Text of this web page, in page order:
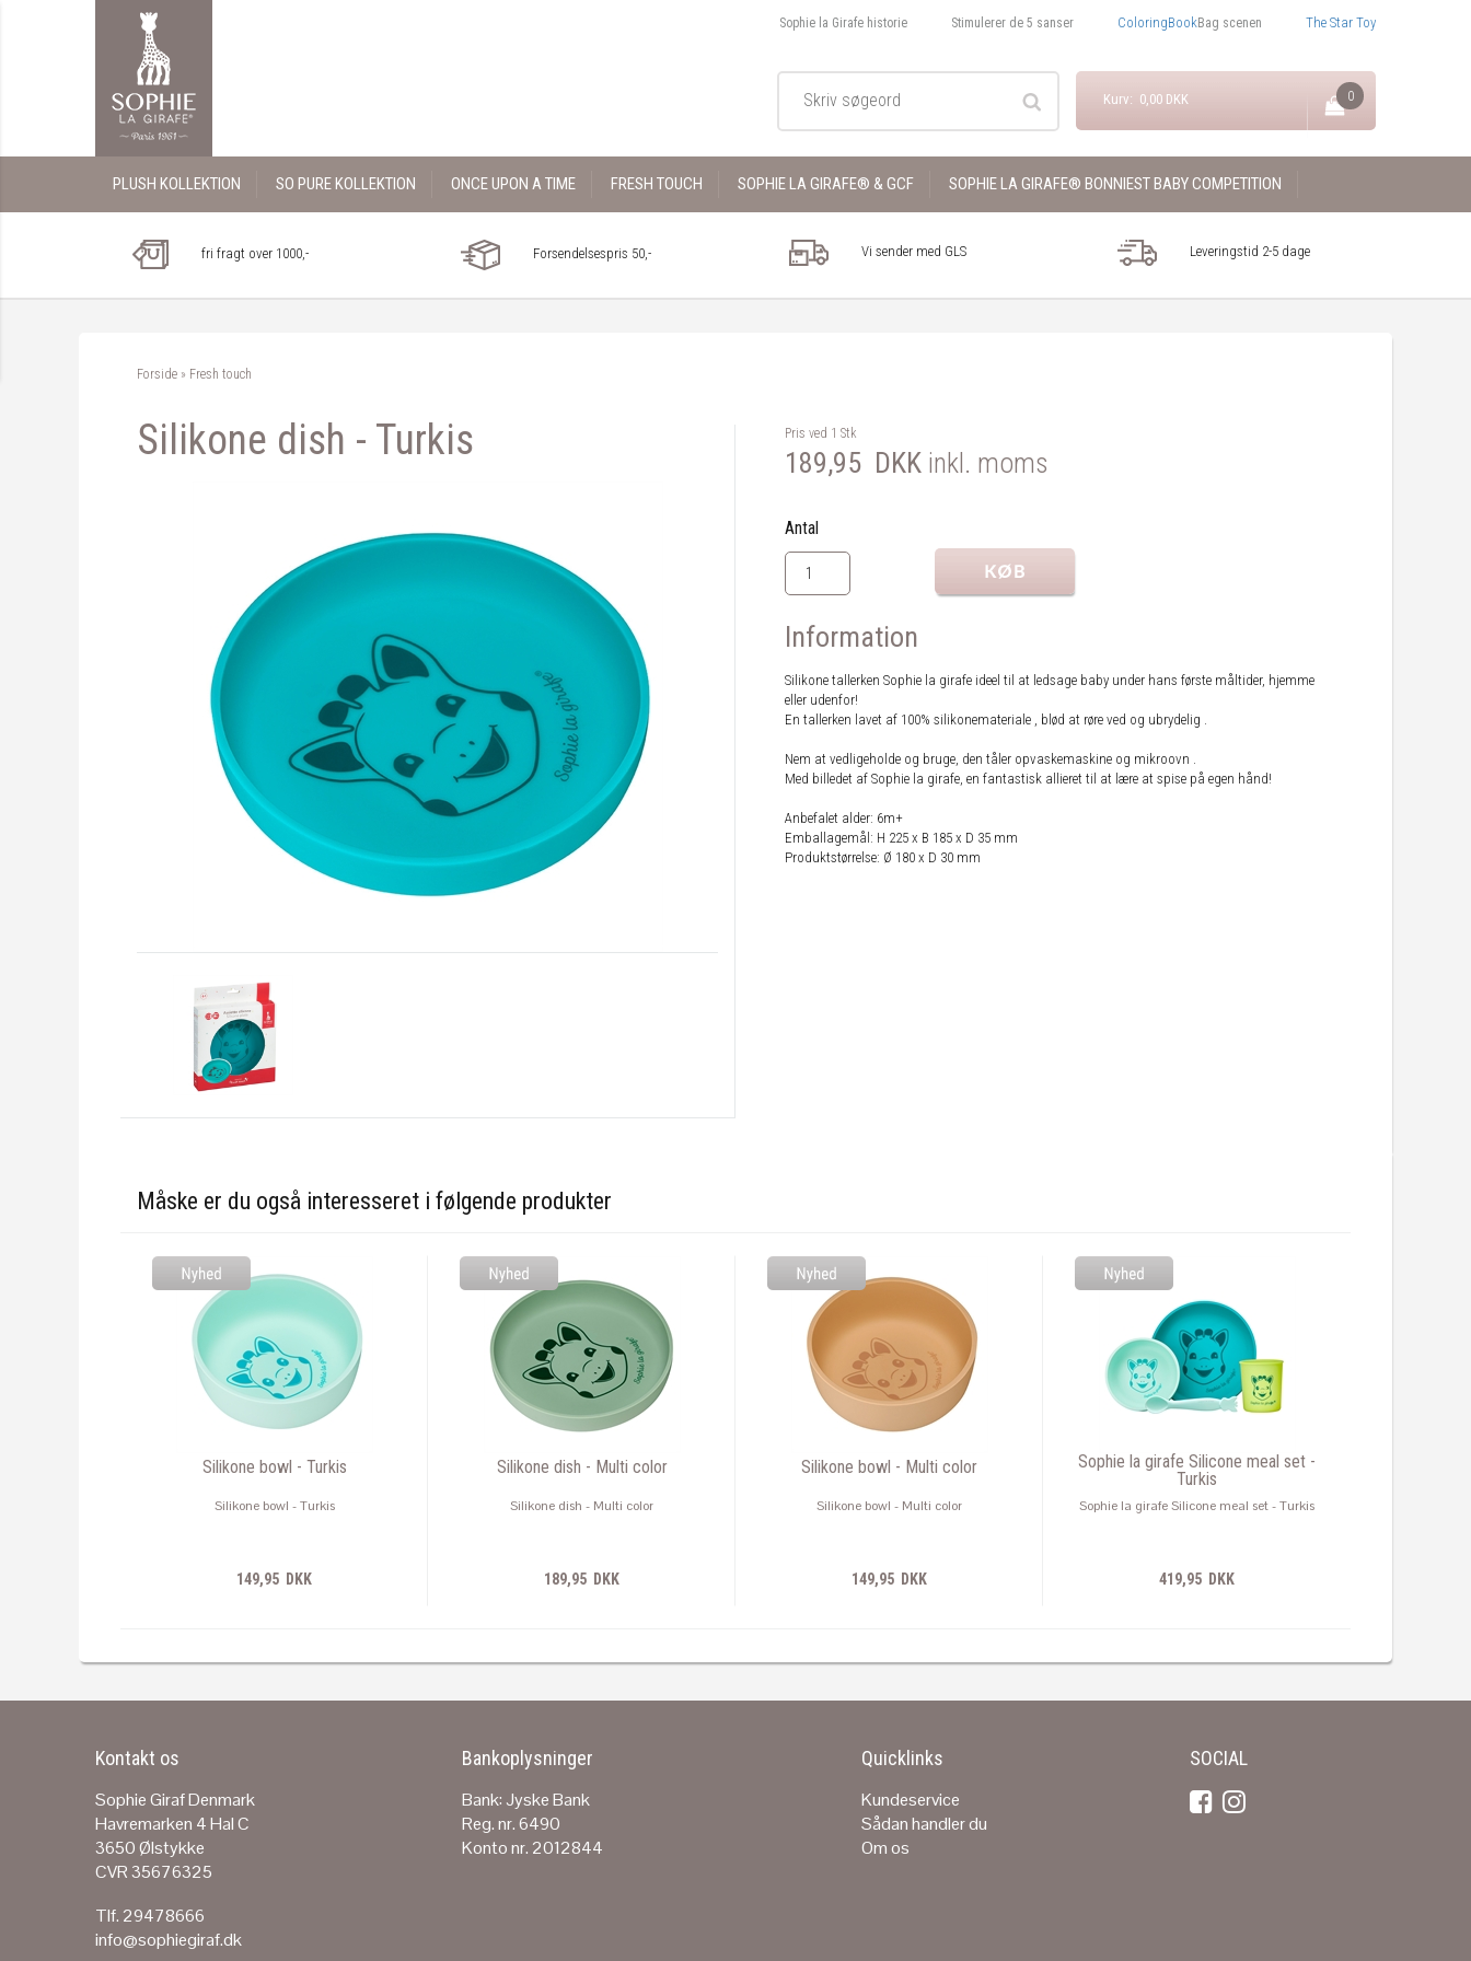
Sophie la Girafe historie Stimulerer de 5 sanser ColoringBookBag scenen The Star Toy
Kurv: 0,00 DKK 0
PLUSH KOLLEKTION SO PURE KOLLEKTION ONCE UPON A TIME FRESH TOUCH SOPHIE LA GIRAFE® & GCF SOPHIE LA GIRAFE® BONNIEST BABY COMPETITION
fri fragt over 1000,- Forsendelsespris 50,- Vi sender med GLS Leveringstid 2-5 dage
Forside » Fresh touch
Silikone dish - Turkis Pris ved 1 Stk
189,95 DKK inkl. moms
Antal
Information
Silikone tallerken Sophie la girafe ideel til at ledsage baby under hans første måltider, hjemme
eller udenfor!
En tallerken lavet af 100% silikonemateriale , blød at røre ved og ubrydelig .
Nem at vedligeholde og bruge, den tåler opvaskemaskine og mikroovn .
Med billedet af Sophie la girafe, en fantastisk allieret til at lære at spise på egen hånd!
Anbefalet alder: 6m+
Emballagemål: H 225 x B 185 x D 35 mm
Produktstørrelse: Ø 180 x D 30 mm
Måske er du også interesseret i følgende produkter
Silikone bowl - Turkis
Silikone bowl - Turkis
149,95 DKK
Silikone dish - Multi color
Silikone dish - Multi color
189,95 DKK
Silikone bowl - Multi color
Silikone bowl - Multi color
149,95 DKK
Sophie la girafe Silicone meal set -
Turkis
Sophie la girafe Silicone meal set - Turkis
419,95 DKK
Bankoplysninger
Bank: Jyske Bank
Reg. nr. 6490
Konto nr. 2012844
Kontakt os
Sophie Giraf Denmark
Havremarken 4 Hal C
3650 Ølstykke
CVR 35676325
Tlf. 29478666
info@sophiegiraf.dk
Quicklinks
Kundeservice
Sådan handler du
Om os
SOCIAL